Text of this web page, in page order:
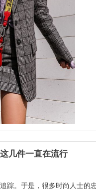
几件一直在流行
踪。于是，很多时尚人士的